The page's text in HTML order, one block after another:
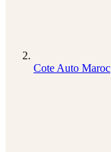
Cote Auto Maroc